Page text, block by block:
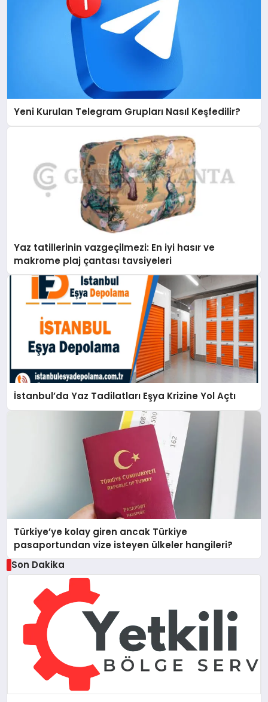
Yeni Kurulan Telegram Grupları Nasıl Keşfedilir?
Yaz tatillerinin vazgeçilmezi: En iyi hasır ve
makrome plaj çantası tavsiyeleri
İstanbul’da Yaz Tadilatları Eşya Krizine Yol Açtı
Türkiye’ye kolay giren ancak Türkiye
pasaportundan vize isteyen ülkeler hangileri?
Son Dakika